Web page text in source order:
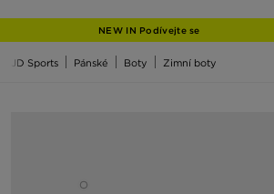
NEW IN Podívejte se
JD Sports Pánské Boty Zimní boty